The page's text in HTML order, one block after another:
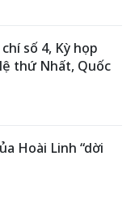
số 4, Kỳ họp
thứ Nhất, Quốc
Hoài Linh “dời